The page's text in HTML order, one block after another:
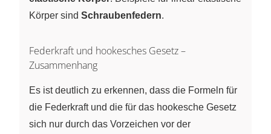
Körper sind Schraubenfedern.
Federkraft und hookesches Gesetz –
Zusammenhang
Es ist deutlich zu erkennen, dass die Formeln für
die Federkraft und die für das hookesche Gesetz
sich nur durch das Vorzeichen vor der